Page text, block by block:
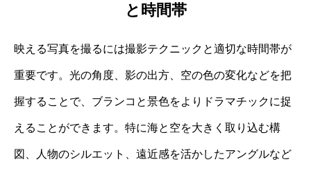
と時間帯
映える写真を撮るには撮影テクニックと適切な時間帯が
重要です。光の角度、影の出方、空の色の変化などを把
握することで、ブランコと景色をよりドラマチックに捉
えることができます。特に海と空を大きく取り込む構
図、人物のシルエット、遠近感を活かしたアングルなど